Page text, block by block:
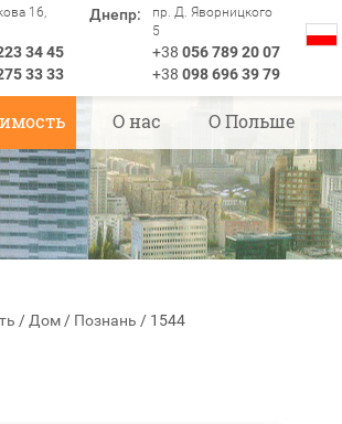
16,
34 45
33 33
Днепр:
пр. Д. Яворницкого
5
+38 056 789 20 07
+38 098 696 39 79
О нас О Польше
/ Дом / Познань / 1544